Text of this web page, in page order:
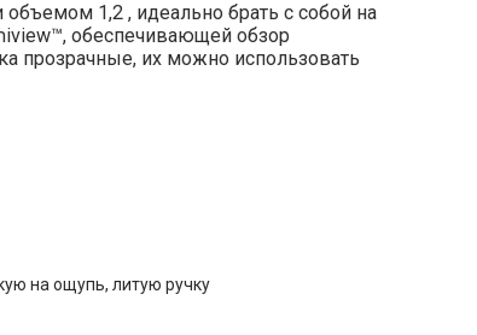
1,2 , идеально брать с собой на
обеспечивающей обзор
прозрачные, их можно использовать
на ощупь, литую ручку